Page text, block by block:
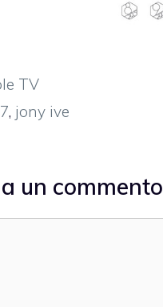
TV
, jony ive
un commento